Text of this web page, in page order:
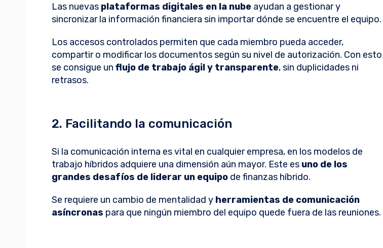
Las nuevas plataformas digitales en la nube ayudan a gestionar y
sincronizar la información financiera sin importar dónde se encuentre el equipo.
Los accesos controlados permiten que cada miembro pueda acceder,
compartir o modificar los documentos según su nivel de autorización. Con esto
se consigue un flujo de trabajo ágil y transparente, sin duplicidades ni
retrasos.
2. Facilitando la comunicación
Si la comunicación interna es vital en cualquier empresa, en los modelos de
trabajo híbridos adquiere una dimensión aún mayor. Este es uno de los
grandes desafíos de liderar un equipo de finanzas híbrido.
Se requiere un cambio de mentalidad y herramientas de comunicación
asíncronas para que ningún miembro del equipo quede fuera de las reuniones.